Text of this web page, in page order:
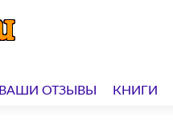
ВАШИ ОТЗЫВЫ КНИГИ